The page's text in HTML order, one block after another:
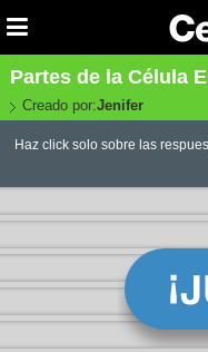
Partes de la Célula
Creado por:Jenifer
Haz click solo sobre las